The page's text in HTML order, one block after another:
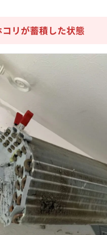
リが蓄積した状態